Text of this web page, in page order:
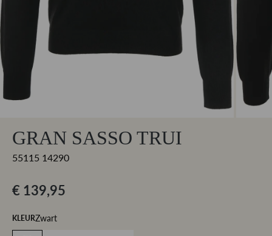
GRAN SASSO TRUI
55115 14290
€ 139,95
KLEURZwart